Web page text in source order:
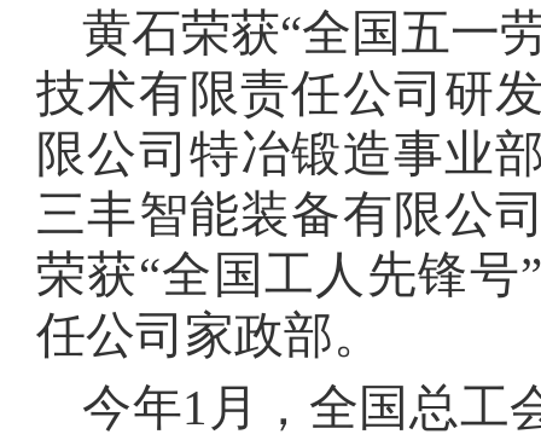
黄石荣获“全国五一
技术有限责任公司研
限公司特冶锻造事业
三丰智能装备有限公
荣获“全国工人先锋
任公司家政部。
今年1月，全国总工